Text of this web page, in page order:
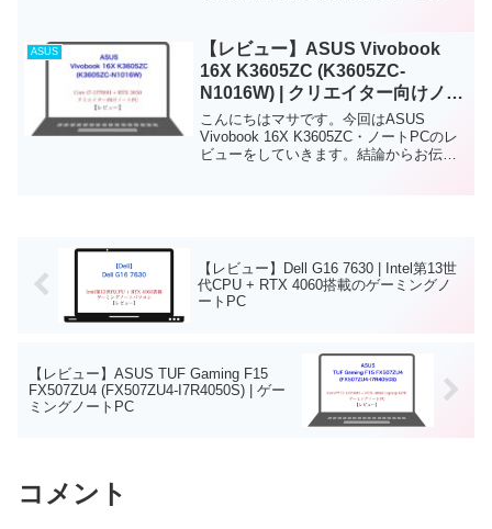
リー持ちも良いため、社会...
ASUS
【レビュー】ASUS Vivobook
16X K3605ZC (K3605ZC-
N1016W) | クリエイター向けノー
トPC
こんにちはマサです。今回はASUS
Vivobook 16X K3605ZC・ノートPCのレ
ビューをしていきます。結論からお伝え
【レビュー】Dell G16 7630 | Intel第13世
代CPU + RTX 4060搭載のゲーミングノ
ートPC
【レビュー】ASUS TUF Gaming F15
FX507ZU4 (FX507ZU4-I7R4050S) | ゲー
ミングノートPC
コメント